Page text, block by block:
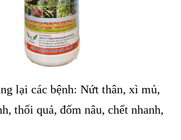
lại các bệnh: Nứt thân, xì mủ,
thối quả, đốm nâu, chết nhanh,